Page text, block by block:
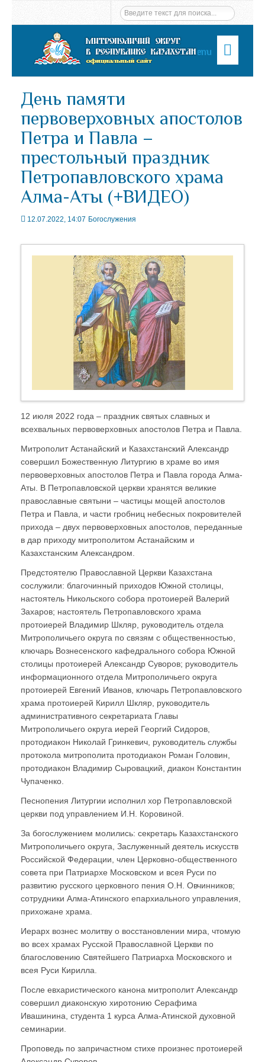
Menu
День памяти
первоверховных апостолов
Петра и Павла –
престольный праздник
Петропавловского храма
Алма-Аты (+ВИДЕО)
12.07.2022, 14:07 Богослужения
12 июля 2022 года – праздник святых славных и
всехвальных первоверховных апостолов Петра и Павла.
Митрополит Астанайский и Казахстанский Александр
совершил Божественную Литургию в храме во имя
первоверховных апостолов Петра и Павла города Алма-
Аты. В Петропавловской церкви хранятся великие
православные святыни – частицы мощей апостолов
Петра и Павла, и части гробниц небесных покровителей
прихода – двух первоверховных апостолов, переданные
в дар приходу митрополитом Астанайским и
Казахстанским Александром.
Предстоятелю Православной Церкви Казахстана
сослужили: благочинный приходов Южной столицы,
настоятель Никольского собора протоиерей Валерий
Захаров; настоятель Петропавловского храма
протоиерей Владимир Шкляр, руководитель отдела
Митрополичьего округа по связям с общественностью,
ключарь Вознесенского кафедрального собора Южной
столицы протоиерей Александр Суворов; руководитель
информационного отдела Митрополичьего округа
протоиерей Евгений Иванов, ключарь Петропавловского
храма протоиерей Кирилл Шкляр, руководитель
административного секретариата Главы
Митрополичьего округа иерей Георгий Сидоров,
протодиакон Николай Гринкевич, руководитель службы
протокола митрополита протодиакон Роман Головин,
протодиакон Владимир Сыровацкий, диакон Константин
Чупаченко.
Песнопения Литургии исполнил хор Петропавловской
церкви под управлением И.Н. Коровиной.
За богослужением молились: секретарь Казахстанского
Митрополичьего округа, Заслуженный деятель искусств
Российской Федерации, член Церковно-общественного
совета при Патриархе Московском и всея Руси по
развитию русского церковного пения О.Н. Овчинников;
сотрудники Алма-Атинского епархиального управления,
прихожане храма.
Иерарх вознес молитву о восстановлении мира, чтомую
во всех храмах Русской Православной Церкви по
благословению Святейшего Патриарха Московского и
всея Руси Кирилла.
После евхаристического канона митрополит Александр
совершил диаконскую хиротонию Серафима
Ивашинина, студента 1 курса Алма-Атинской духовной
семинарии.
Проповедь по запричастном стихе произнес протоиерей